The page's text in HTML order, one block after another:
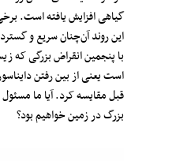
گیاهی افزایش یافته است.
این روند آن‌چنان سریع و
با پنجمین انقراض بزرگی که
قبل مقایسه کرد. آیا ما
بزرگ در زمین خواهیم بود؟